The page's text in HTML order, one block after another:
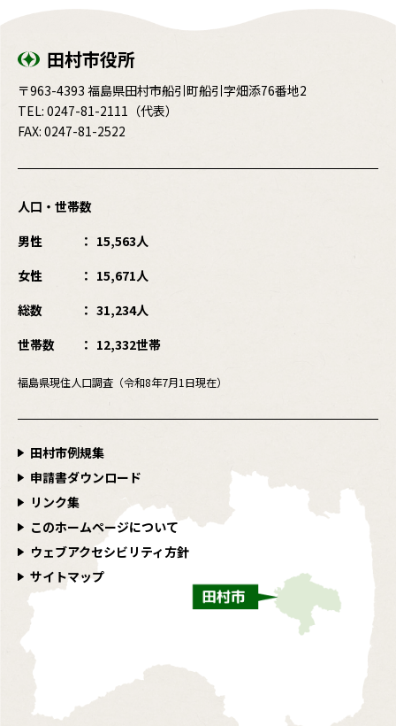
田村市役所
〒963-4393 福島県田村市船引町船引字畑添76番地2
TEL: 0247-81-2111 （代表）
FAX: 0247-81-2522
人口・世帯数
男性
15,563人
女性
15,671人
総数
31,234人
世帯数
12,332世帯
福島県現住人口調査（令和8年7月1日現在）
田村市例規集
申請書ダウンロード
リンク集
このホームページについて
ウェブアクセシビリティ方針
サイトマップ